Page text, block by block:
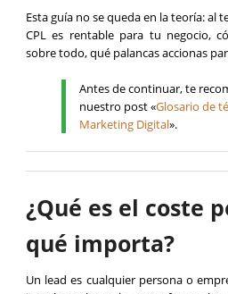
Esta guía no se queda en la teoría: al
CPL es rentable para tu negocio,
sobre todo, qué palancas accionas
Antes de continuar, te
nuestro post «Glosario de
Marketing Digital».
¿Qué es el coste
qué importa?
Un lead es cualquier persona o